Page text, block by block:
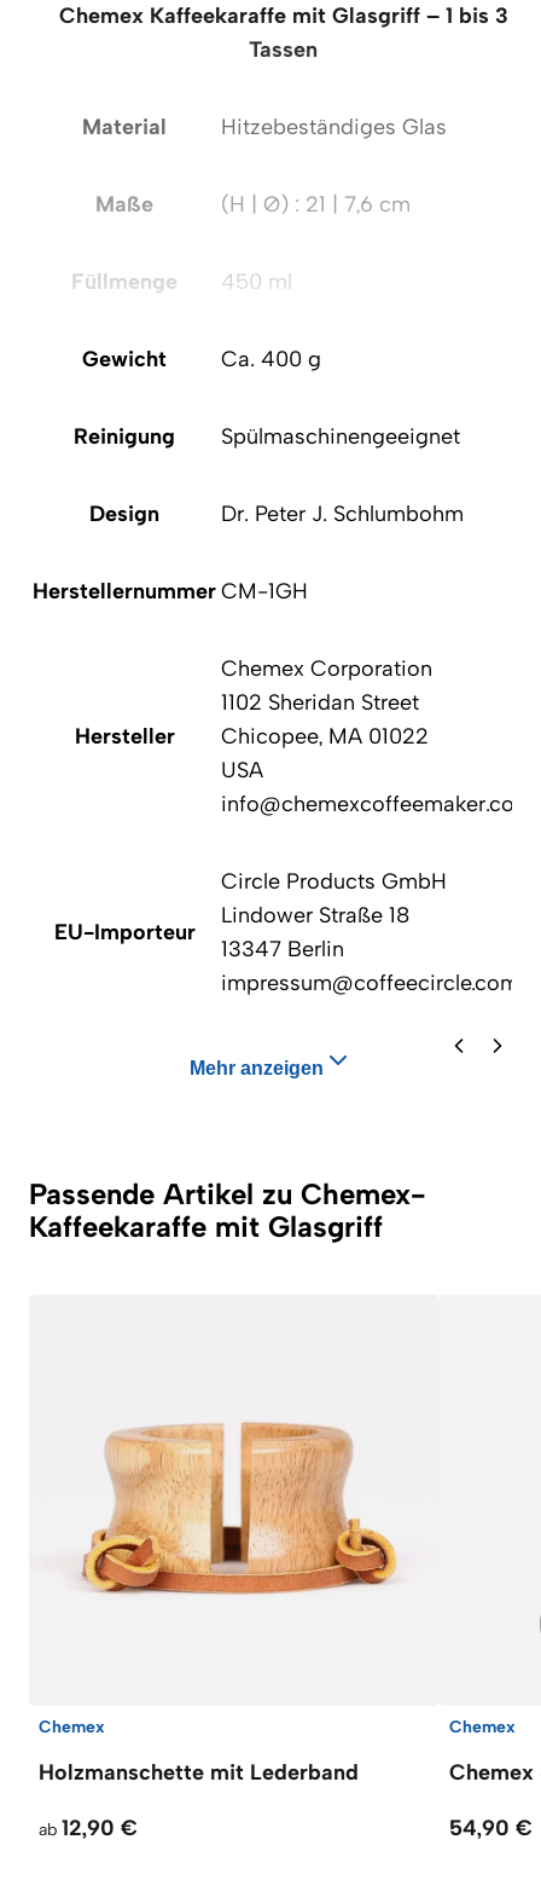
Chemex Kaffeekaraffe mit Glasgriff – 1 bis 3
Tassen
Material Hitzebeständiges Glas
Maße (H | Ø) : 21 | 7,6 cm
Füllmenge 450 ml
Gewicht Ca. 400 g
Reinigung Spülmaschinengeeignet
Design Dr. Peter J. Schlumbohm
HerstellernummerCM-1GH
Hersteller
Chemex Corporation
1102 Sheridan Street
Chicopee, MA 01022
USA
info@chemexcoffeemaker.com
EU-Importeur
Circle Products GmbH
Lindower Straße 18
13347 Berlin
impressum@coffeecircle.com
Mehr anzeigen
Passende Artikel zu Chemex-
Kaffeekaraffe mit Glasgriff
Chemex
Holzmanschette mit Lederband
ab 12,90 €
Chemex
Chemex
54,90 €